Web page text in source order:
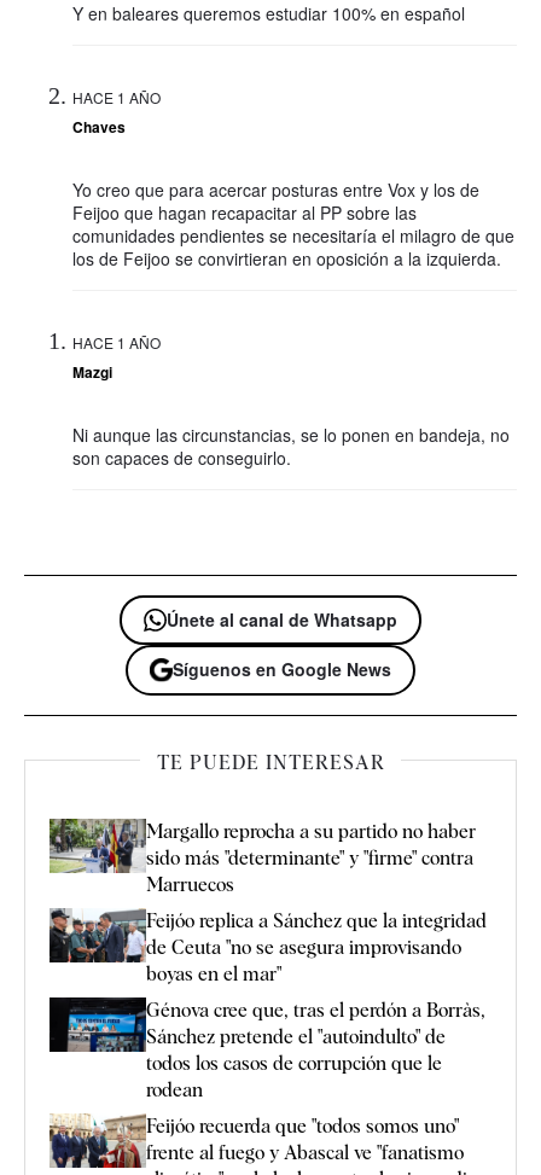
Y en baleares queremos estudiar 100% en español
HACE 1 AÑO
Chaves
Yo creo que para acercar posturas entre Vox y los de
Feijoo que hagan recapacitar al PP sobre las
comunidades pendientes se necesitaría el milagro de que
los de Feijoo se convirtieran en oposición a la izquierda.
HACE 1 AÑO
Mazgi
Ni aunque las circunstancias, se lo ponen en bandeja, no
son capaces de conseguirlo.
Únete al canal de Whatsapp
Síguenos en Google News
TE PUEDE INTERESAR
Margallo reprocha a su partido no haber
sido más "determinante" y "firme" contra
Marruecos
Feijóo replica a Sánchez que la integridad
de Ceuta "no se asegura improvisando
boyas en el mar"
Génova cree que, tras el perdón a Borràs,
Sánchez pretende el "autoindulto" de
todos los casos de corrupción que le
rodean
Feijóo recuerda que "todos somos uno"
frente al fuego y Abascal ve "fanatismo